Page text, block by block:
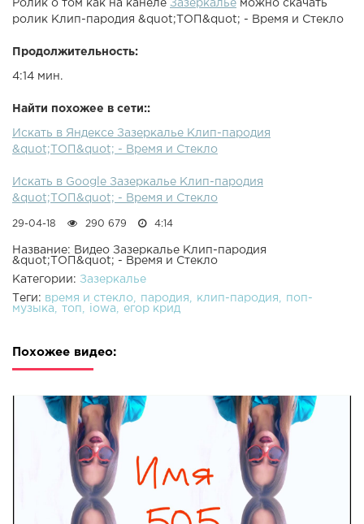
Ролик о том как на канеле Зазеркалье можно скачать
ролик Клип-пародия &quot;ТОП&quot; - Время и Стекло
Продолжительность:
4:14 мин.
Найти похожее в сети::
Искать в Яндексе Зазеркалье Клип-пародия
&quot;ТОП&quot; - Время и Стекло
Искать в Google Зазеркалье Клип-пародия
&quot;ТОП&quot; - Время и Стекло
29-04-18 290 679 4:14
Название: Видео Зазеркалье Клип-пародия
&quot;ТОП&quot; - Время и Стекло
Категории: Зазеркалье
Теги: время и стекло пародия клип-пародия
поп-
музыка
топ iowa егор крид
Похожее видео: